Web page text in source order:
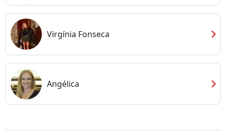
Virgínia Fonseca chevron_right
Angélica chevron_right